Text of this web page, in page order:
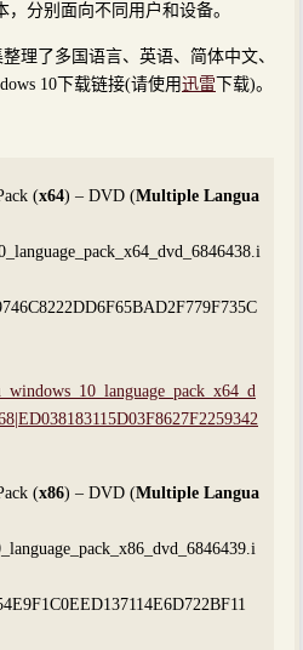
，分别面向不同用户和设备。
理了多国语言、英语、简体中文、
10下载链接(请使用迅雷 下载)。
(x64) – DVD (Multiple Langua
(x86) – DVD (Multiple Langua